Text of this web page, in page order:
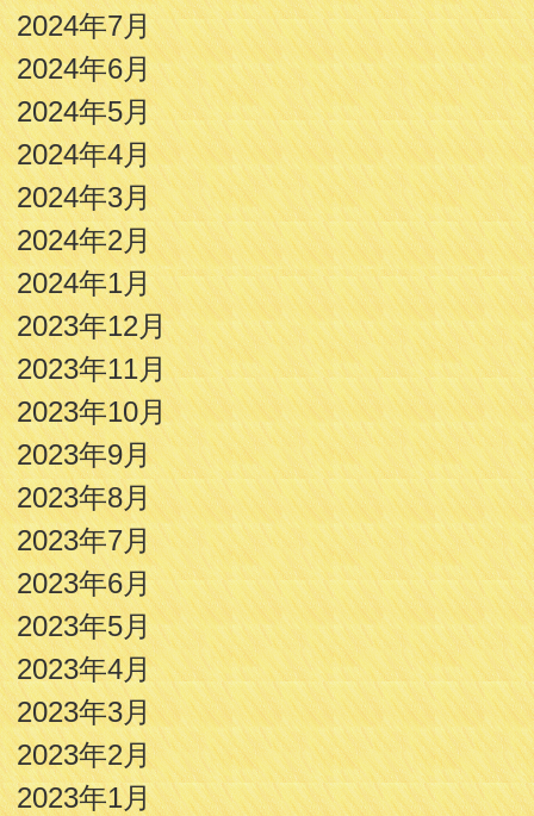
2024年7月
2024年6月
2024年5月
2024年4月
2024年3月
2024年2月
2024年1月
2023年12月
2023年11月
2023年10月
2023年9月
2023年8月
2023年7月
2023年6月
2023年5月
2023年4月
2023年3月
2023年2月
2023年1月